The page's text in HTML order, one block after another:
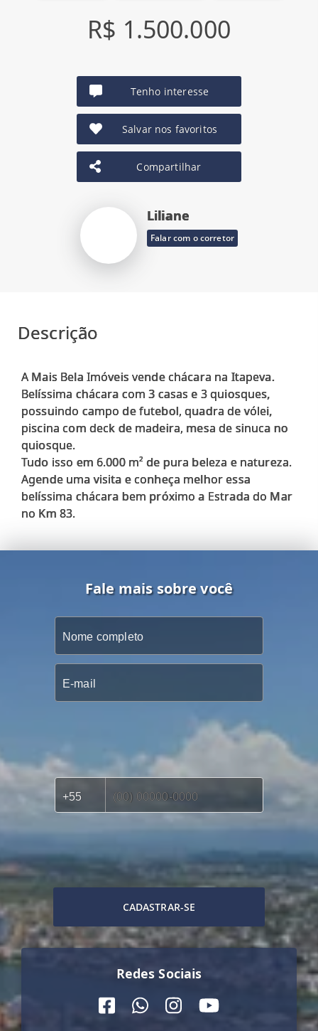
R$ 1.500.000
Tenho interesse
Salvar nos favoritos
Compartilhar
Liliane
Falar com o corretor
Descrição
A Mais Bela Imóveis vende chácara na Itapeva.
Belíssima chácara com 3 casas e 3 quiosques,
possuindo campo de futebol, quadra de vólei,
piscina com deck de madeira, mesa de sinuca no
quiosque.
Tudo isso em 6.000 m² de pura beleza e natureza.
Agende uma visita e conheça melhor essa
belíssima chácara bem próximo a Estrada do Mar
Fale mais sobre você
CADASTRAR-SE
Redes Sociais